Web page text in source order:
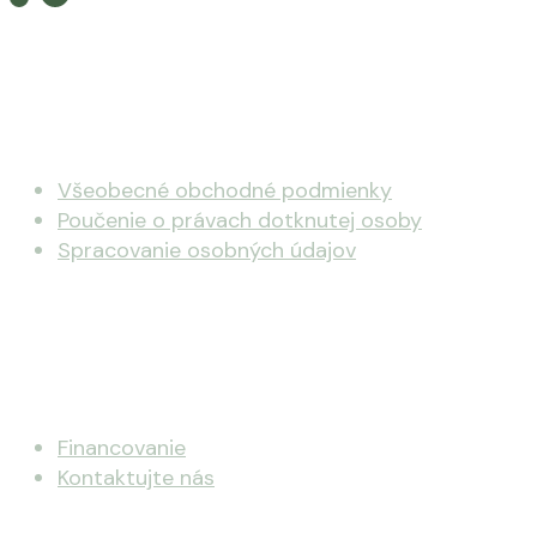
Všeobecné obchodné podmienky
Poučenie o právach dotknutej osoby
Spracovanie osobných údajov
Financovanie
Kontaktujte nás